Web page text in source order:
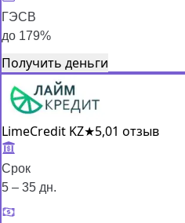
ГЭСВ
до 179%
Получить деньги
LimeCredit KZ★5,01 отзыв
Срок
5 – 35 дн.